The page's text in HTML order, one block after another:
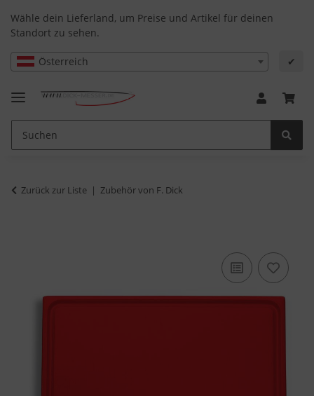
Wähle dein Lieferland, um Preise und Artikel für deinen
Standort zu sehen.
Österreich ✔
Zurück zur Liste Zubehör von F. Dick